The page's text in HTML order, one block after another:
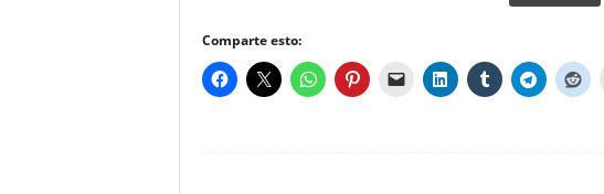
Comparte esto: